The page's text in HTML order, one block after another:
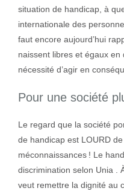
situation de handicap, à
internationale des
faut encore aujourd’hui
naissent libres et égaux
nécessité d’agir en
Pour une société
Le regard que la société
de handicap est LOURD
méconnaissances ! Le
discrimination selon Unia .
veut remettre la dignité au